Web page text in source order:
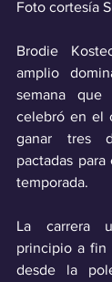
Foto cortesía
Brodie
amplio
semana que
celebró en el
ganar tres
pactadas
temporada.
La carrera
principio a fin
desde la